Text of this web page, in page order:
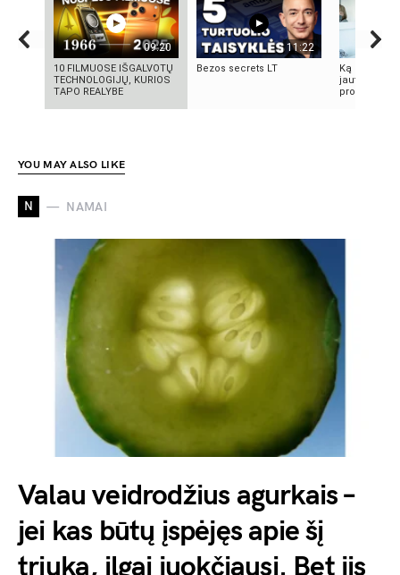
09:20
10 FILMUOSE IŠGALVOTŲ
TECHNOLOGIJŲ, KURIOS
TAPO REALYBE
11:22
Bezos secrets LT
Ką reikia
jautrią odą?
produktai,
YOU MAY ALSO LIKE
N NAMAI
Valau veidrodžius agurkais –
jei kas būtų įspėjęs apie šį
triuką, ilgai juokčiausi. Bet jis